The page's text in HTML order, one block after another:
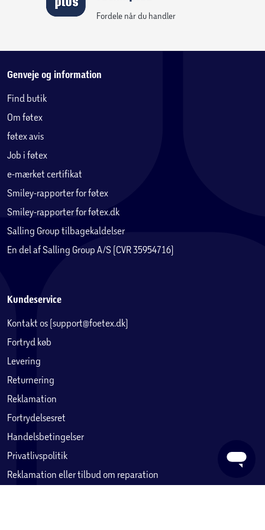
@islandbrickcollector
Fordele når du handler
Genveje og information
Find butik
Om føtex
føtex avis
Job i føtex
e-mærket certifikat
Smiley-rapporter for føtex
Smiley-rapporter for føtex.dk
Salling Group tilbagekaldelser
En del af Salling Group A/S (CVR 35954716)
Kundeservice
Kontakt os (support@foetex.dk)
Fortryd køb
Levering
Returnering
Reklamation
Fortrydelsesret
Handelsbetingelser
Privatlivspolitik
Reklamation eller tilbud om reparation